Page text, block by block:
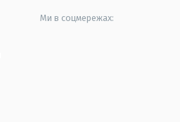
Ми в соцмережах: